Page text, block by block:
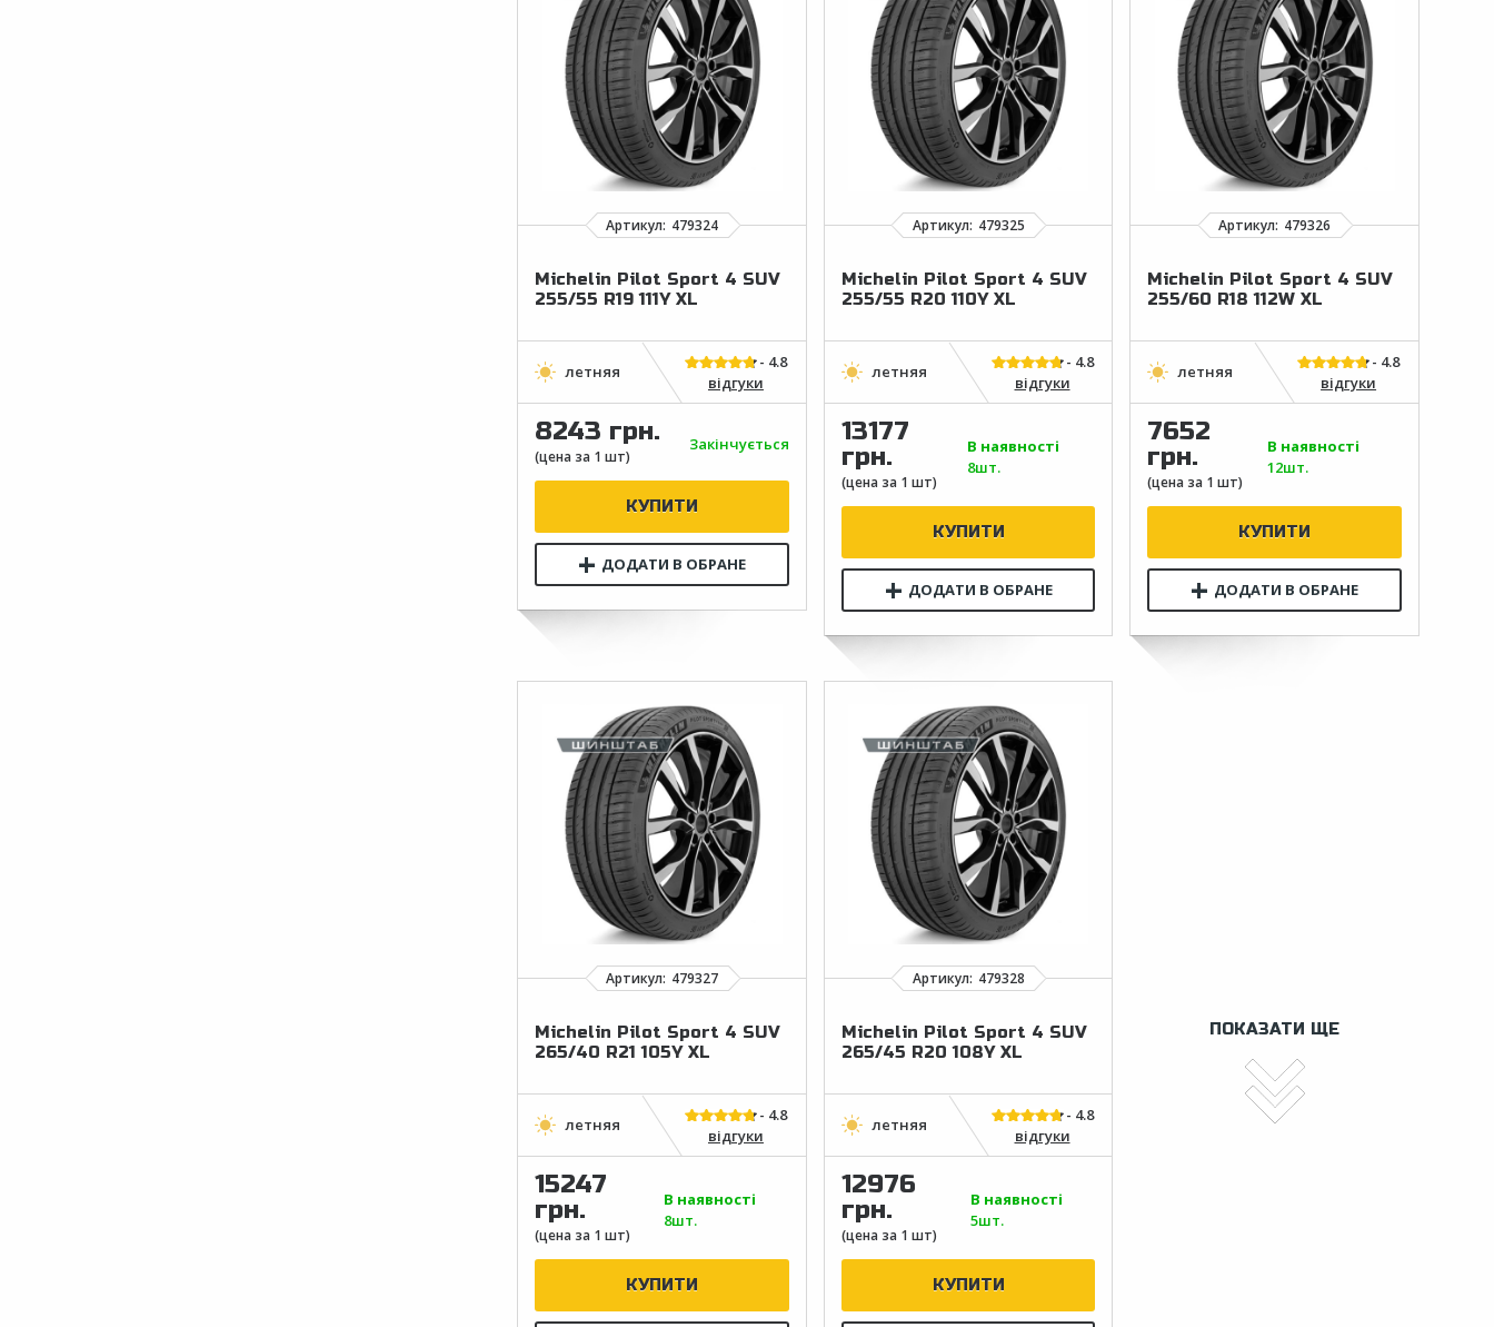
Michelin Pilot Sport 4 SUV
255/55 R19 111Y XL
відгуки
8243 грн. Закінчується
Michelin Pilot Sport 4 SUV
255/55 R20 110Y XL
відгуки
13177
грн.
В наявності
8шт.
Michelin Pilot Sport 4 SUV
255/60 R18 112W XL
відгуки
7652
грн.
В наявності
12шт.
Michelin Pilot Sport 4 SUV
265/40 R21 105Y XL
відгуки
15247
грн.
В наявності
8шт.
Michelin Pilot Sport 4 SUV
265/45 R20 108Y XL
відгуки
12976
грн.
В наявності
5шт.
ПОКАЗАТИ ЩЕ